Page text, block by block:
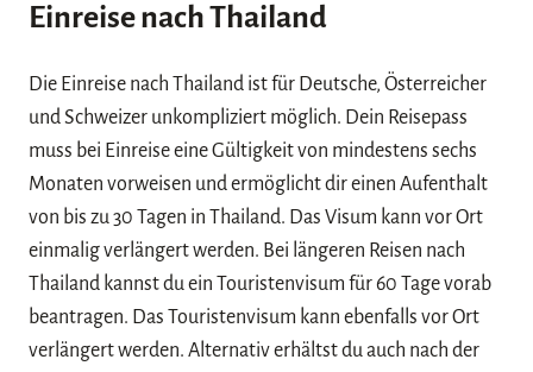
Einreise nach Thailand
Die Einreise nach Thailand ist für Deutsche, Österreicher
und Schweizer unkompliziert möglich. Dein Reisepass
muss bei Einreise eine Gültigkeit von mindestens sechs
Monaten vorweisen und ermöglicht dir einen Aufenthalt
von bis zu 30 Tagen in Thailand. Das Visum kann vor Ort
einmalig verlängert werden. Bei längeren Reisen nach
Thailand kannst du ein Touristenvisum für 60 Tage vorab
beantragen. Das Touristenvisum kann ebenfalls vor Ort
verlängert werden. Alternativ erhältst du auch nach der